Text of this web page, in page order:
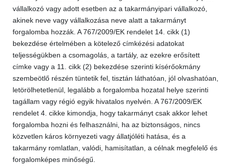
vállalkozó vagy adott esetben az a takarmányipari vállalkozó,
akinek neve vagy vállalkozása neve alatt a takarmányt
forgalomba hozzák. A 767/2009/EK rendelet 14. cikk (1)
bekezdése értelmében a kötelező címkézési adatokat
teljességükben a csomagolás, a tartály, az ezekre erősített
címke vagy a 11. cikk (2) bekezdése szerinti kísérőokmány
szembeötlő részén tüntetik fel, tisztán láthatóan, jól olvashatóan,
letörölhetetlenül, legalább a forgalomba hozatal helye szerinti
tagállam vagy régió egyik hivatalos nyelvén. A 767/2009/EK
rendelet 4. cikke kimondja, hogy takarmányt csak akkor lehet
forgalomba hozni és felhasználni, ha az biztonságos, nincs
közvetlen káros környezeti vagy állatjóléti hatása, és a
takarmány romlatlan, valódi, hamisítatlan, a célnak megfelelő és
forgalomképes minőségű.